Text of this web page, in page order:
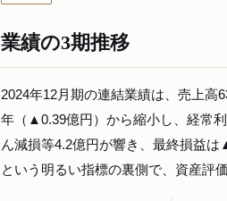
業績の3期推移
2024年12月期の連結業績は、売上
年（▲0.39億円）から縮小し、経常
ん減損等4.2億円が響き、最終損益
という明るい指標の裏側で、資産評